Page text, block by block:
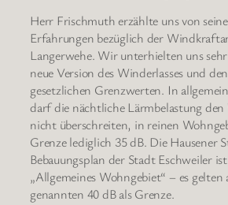
Herr Frischmuth erzählte uns von
Erfahrungen bezüglich der
Langerwehe. Wir unterhielten uns
neue Version des Winderlasses und
gesetzlichen Grenzwerten. In
darf die nächtliche Lärmbelastung
nicht überschreiten, in reinen
Grenze lediglich 35 dB. Die Hausener
Bebauungsplan der Stadt Eschweiler
„Allgemeines Wohngebiet“ – es gelten
genannten 40 dB als Grenze.